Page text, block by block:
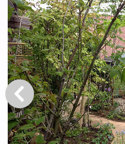
戻る